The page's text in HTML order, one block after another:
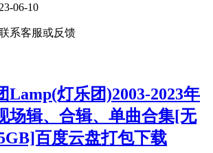
06-10
系客服或反馈
Lamp(灯乐团)2003-2023年
场辑、合辑、单曲合集[无
百度云盘打包下载